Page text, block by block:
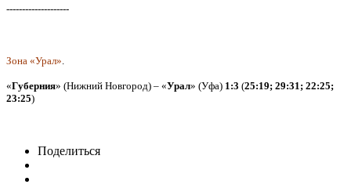
--------------------
Зона «Урал».
«Губерния» (Нижний Новгород) – «Урал» (Уфа) 1:3 (25:19; 29:31; 22:25;
23:25)
Поделиться